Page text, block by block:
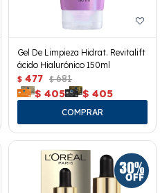
Gel De Limpieza Hidrat. Revitalift
ácido Hialurónico 150ml
$ 477 $ 681
$ 405 $ 405